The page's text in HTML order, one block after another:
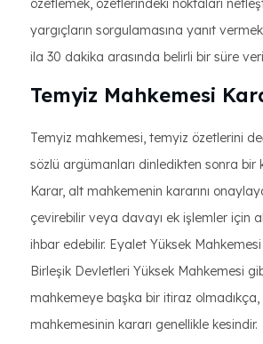
özetlemek, özetlerindeki noktaları
yargıçların sorgulamasına yanıt
ila 30 dakika arasında belirli bir süre
Temyiz Mahkemesi
Temyiz mahkemesi, temyiz özetlerini
sözlü argümanları dinledikten sonra bir
Karar, alt mahkemenin kararını
çevirebilir veya davayı ek işlemler için
ihbar edebilir. Eyalet Yüksek
Birleşik Devletleri Yüksek Mahkemesi
mahkemeye başka bir itiraz
mahkemesinin kararı genellikle kesindir.